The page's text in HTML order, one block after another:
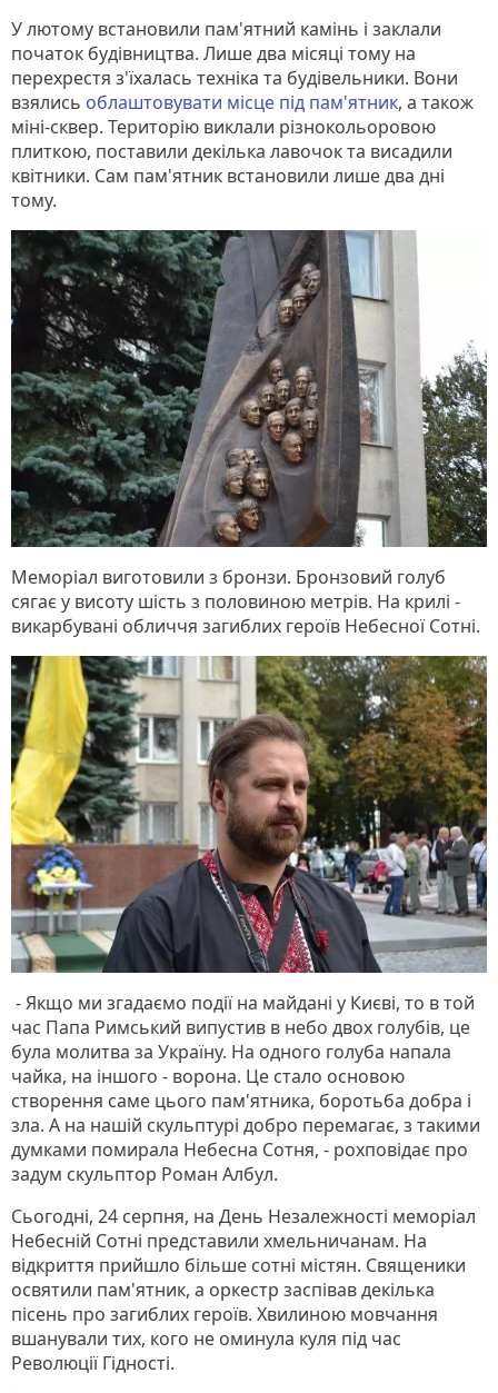
У лютому встановили пам'ятний камінь і заклали
початок будівництва. Лише два місяці тому на
перехрестя з'їхалась техніка та будівельники. Вони
взялись облаштовувати місце під пам'ятник, а також
міні-сквер. Територію виклали різнокольоровою
плиткою, поставили декілька лавочок та висадили
квітники. Сам пам'ятник встановили лише два дні
тому.
Меморіал виготовили з бронзи. Бронзовий голуб
сягає у висоту шість з половиною метрів. На крилі -
викарбувані обличчя загиблих героїв Небесної Сотні.
- Якщо ми згадаємо події на майдані у Києві, то в той
час Папа Римський випустив в небо двох голубів, це
була молитва за Україну. На одного голуба напала
чайка, на іншого - ворона. Це стало основою
створення саме цього пам'ятника, боротьба добра і
зла. А на нашій скульптурі добро перемагає, з такими
думками помирала Небесна Сотня, - рохповідає про
задум скульптор Роман Албул.
Сьогодні, 24 серпня, на День Незалежності меморіал
Небесній Сотні представили хмельничанам. На
відкриття прийшло більше сотні містян. Священики
освятили пам'ятник, а оркестр заспівав декілька
пісень про загиблих героїв. Хвилиною мовчання
вшанували тих, кого не оминула куля під час
Революції Гідності.